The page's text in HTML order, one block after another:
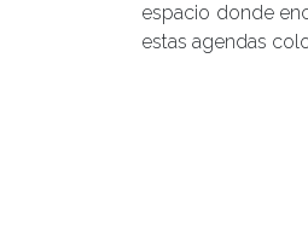
espacio donde
estas agendas